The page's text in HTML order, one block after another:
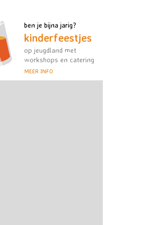
ben je bijna jarig?
kinderfeestjes
op jeugdland met
workshops en catering
MEER INFO